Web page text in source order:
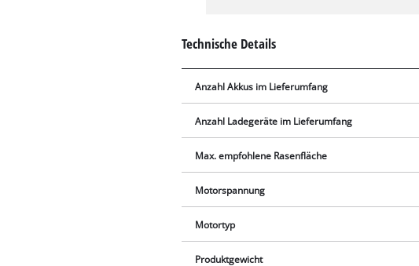
Technische Details
Anzahl Akkus im Lieferumfang
Anzahl Ladegeräte im Lieferumfang
Max. empfohlene Rasenfläche
Motorspannung
Motortyp
Produktgewicht